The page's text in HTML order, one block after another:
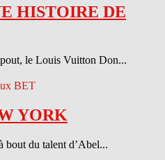
HISTOIRE DE
le Louis Vuitton Don...
YORK
bout du talent d’Abel...